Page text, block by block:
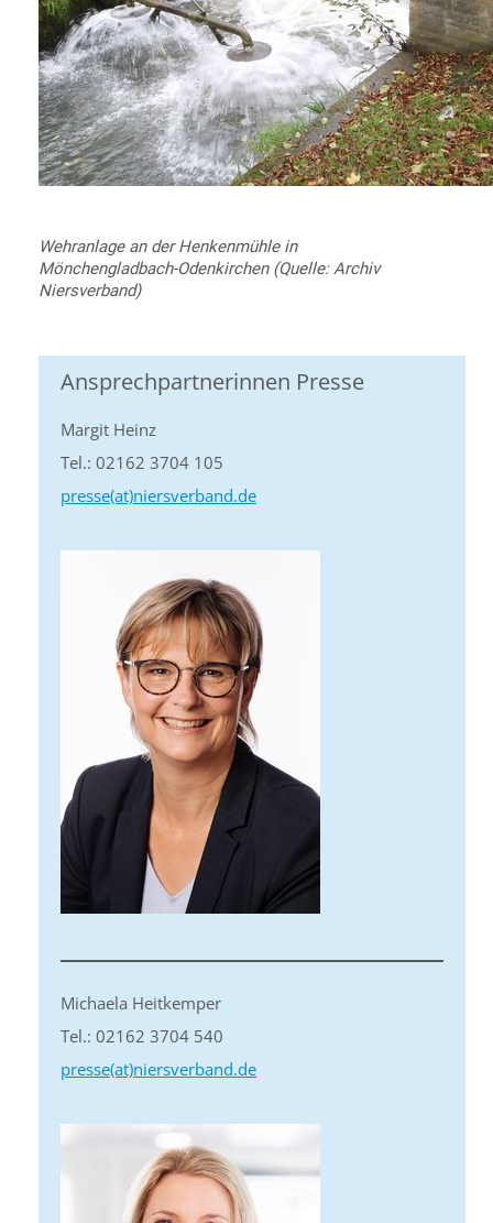
Wehranlage an der Henkenmühle in
Mönchengladbach-Odenkirchen (Quelle: Archiv
Niersverband)
Ansprechpartnerinnen Presse
Margit Heinz
Tel.: 02162 3704 105
presse(at)niersverband.de
Michaela Heitkemper
Tel.: 02162 3704 540
presse(at)niersverband.de